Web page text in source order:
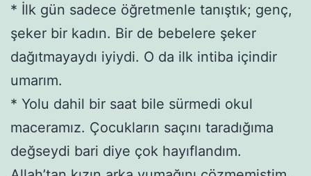
* İlk gün sadece öğretmenle tanıştık; genç,
şeker bir kadın. Bir de bebelere şeker
dağıtmayaydı iyiydi. O da ilk intiba içindir
umarım.
* Yolu dahil bir saat bile sürmedi okul
maceramız. Çocukların saçını taradığıma
değseydi bari diye çok hayıflandım.